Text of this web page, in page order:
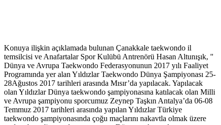
Konuya ilişkin açıklamada bulunan Çanakkale taekwondo il
temsilcisi ve Anafartalar Spor Kulübü Antrenörü Hasan Altunışık, "
Dünya ve Avrupa Taekwondo Federasyonunun 2017 yılı Faaliyet
Programında yer alan Yıldızlar Taekwondo Dünya Şampiyonası 25-
28Ağustos 2017 tarihleri arasında Mısır’da yapılacak. Yapılacak
olan Yıldızlar Dünya taekwondo şampiyonasına katılacak olan Milli
ve Avrupa şampiyonu sporcumuz Zeynep Taşkın Antalya’da 06-08
Temmuz 2017 tarihleri arasında yapılan Yıldızlar Türkiye
taekwondo şampiyonasında çoğu maçlarını nakavtla olmak üzere